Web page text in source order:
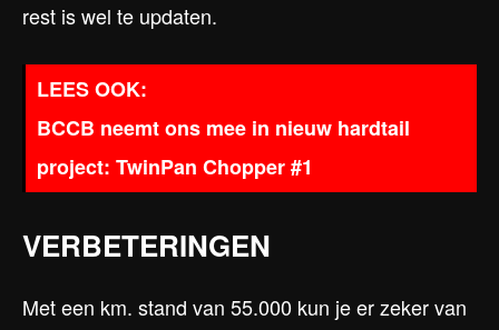
rest is wel te updaten.
BCCB neemt ons mee in nieuw hardtail
project: TwinPan Chopper #1
VERBETERINGEN
Met een km. stand van 55.000 kun je er zeker van